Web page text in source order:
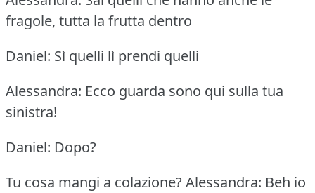
fragole, tutta la frutta dentro
Daniel: Sì quelli lì prendi quelli
Alessandra: Ecco guarda sono qui sulla tua
sinistra!
Daniel: Dopo?
Tu cosa mangi a colazione?Alessandra: Beh io